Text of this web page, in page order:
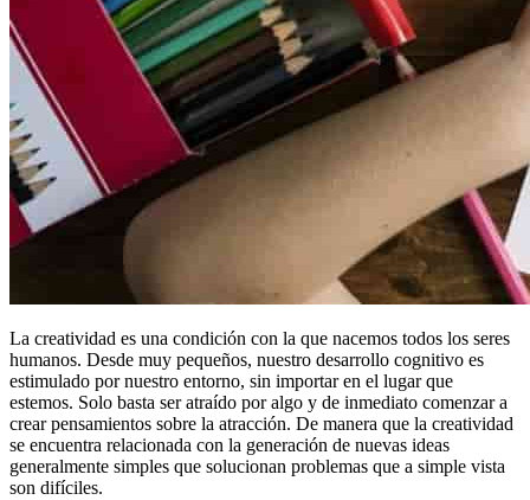
La creatividad es una condición con la que nacemos todos los seres
humanos. Desde muy pequeños, nuestro desarrollo cognitivo es
estimulado por nuestro entorno, sin importar en el lugar que
estemos. Solo basta ser atraído por algo y de inmediato comenzar a
crear pensamientos sobre la atracción. De manera que la creatividad
se encuentra relacionada con la generación de nuevas ideas
generalmente simples que solucionan problemas que a simple vista
son difíciles.